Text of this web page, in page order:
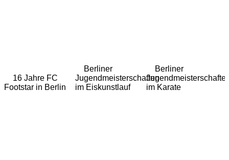
16 Jahre FC
Footstar in Berlin
Berliner
Jugendmeisterschaften
im Eiskunstlauf
Berliner
im Karate